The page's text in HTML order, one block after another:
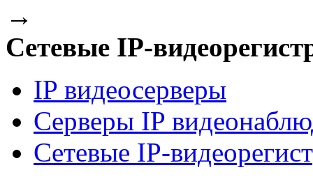
→
Сетевые IP-
IP видеосерверы
Серверы IP
Сетевые IP-